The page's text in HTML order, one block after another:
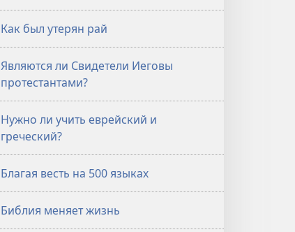
Как был утерян рай
Являются ли Свидетели Иеговы
протестантами?
Нужно ли учить еврейский и
греческий?
Благая весть на 500 языках
Библия меняет жизнь